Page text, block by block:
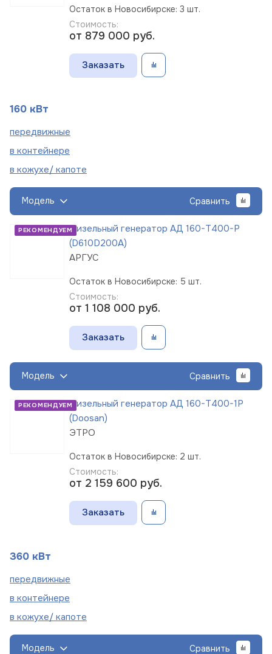
Остаток в Новосибирске: 3 шт.
Стоимость:
от 879 000 руб.
Заказать
160 кВт
передвижные
в контейнере
в кожухе/ капоте
Модель Сравнить
РЕКОМЕНДУЕМДизельный генератор АД 160-Т400-Р
(D610D200A)
АРГУС
Остаток в Новосибирске: 5 шт.
Стоимость:
от 1 108 000 руб.
Заказать
Модель Сравнить
РЕКОМЕНДУЕМДизельный генератор АД 160-Т400-1Р
(Doosan)
ЭТРО
Остаток в Новосибирске: 2 шт.
Стоимость:
от 2 159 600 руб.
Заказать
360 кВт
передвижные
в контейнере
в кожухе/ капоте
Модель Сравнить